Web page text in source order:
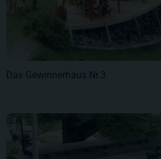
Das Gewinnerhaus Nr.3